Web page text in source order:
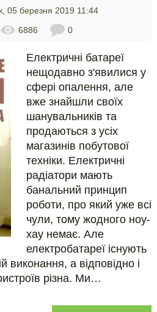
05 березня 2019 11:44
6886 0
Електричні батареї
нещодавно з'явилися у
сфері опалення, але
вже знайшли своїх
шанувальників та
продаються з усіх
магазинів побутової
техніки. Електричні
радіатори мають
банальний принцип
роботи, про який уже всі
чули, тому жодного ноу-
хау немає. Але
електробатареї існують
виконання, а відповідно і
різна. Ми…